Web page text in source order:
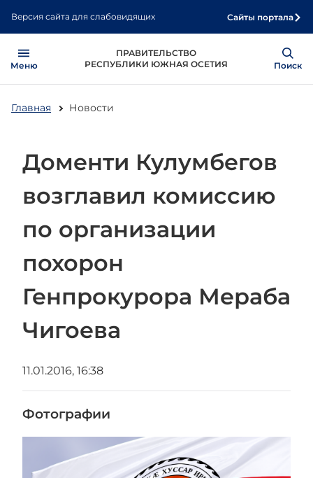
содержанию
Версия сайта для слабовидящих Сайты портала
ПРАВИТЕЛЬСТВО
РЕСПУБЛИКИ ЮЖНАЯ ОСЕТИЯ
Меню
Show
Поиск
Главная Новости
Доменти Кулумбегов
возглавил комиссию
по организации
похорон
Генпрокурора Мераба
Чигоева
11.01.2016, 16:38
Фотографии